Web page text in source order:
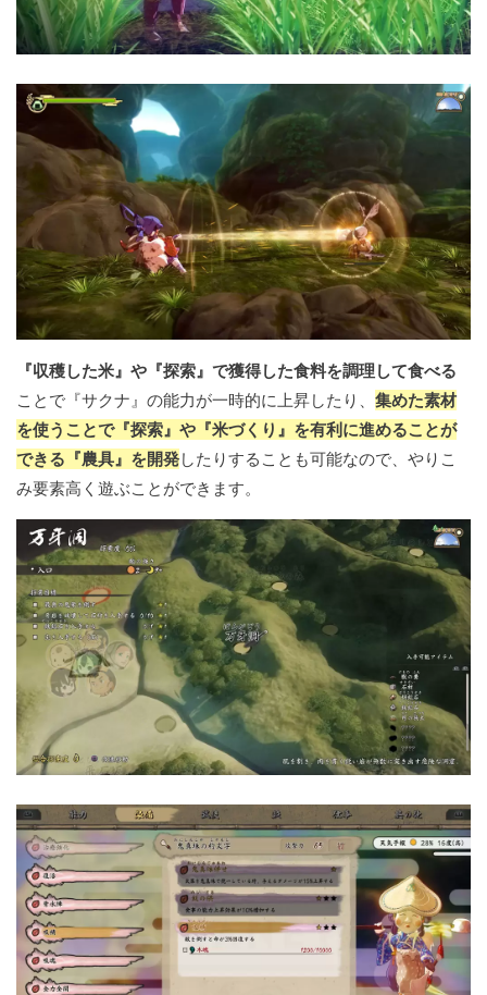
『収穫した米』や『探索』で獲得した食料を調理して食べる
ことで『サクナ』の能力が一時的に上昇したり、 集めた素材
を使うことで『探索』や『米づくり』を有利に進めることが
できる『農具』を開発したりすることも可能なので、やりこ
み要素高く遊ぶことができます。